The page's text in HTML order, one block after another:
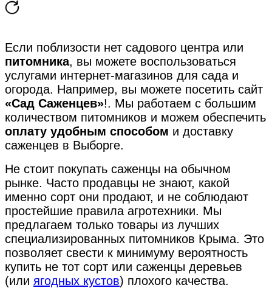
Если поблизости нет садового центра или
питомника, вы можете воспользоваться
услугами интернет-магазинов для сада и
огорода. Например, вы можете посетить сайт
«Сад Саженцев»!. Мы работаем с большим
количеством питомников и можем обеспечить
оплату удобным способом и доставку
саженцев в Выборге.
Не стоит покупать саженцы на обычном
рынке. Часто продавцы не знают, какой
именно сорт они продают, и не соблюдают
простейшие правила агротехники. Мы
предлагаем только товары из лучших
специализированных питомников Крыма. Это
позволяет свести к минимуму вероятность
купить не тот сорт или саженцы деревьев
(или ягодных кустов) плохого качества.